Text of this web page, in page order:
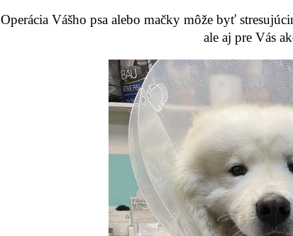
Operácia Vášho psa alebo mačky môže byť
ale aj pre Vás